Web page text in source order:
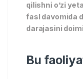
qilishni o’zi
fasl davomida
darajasini
Bu